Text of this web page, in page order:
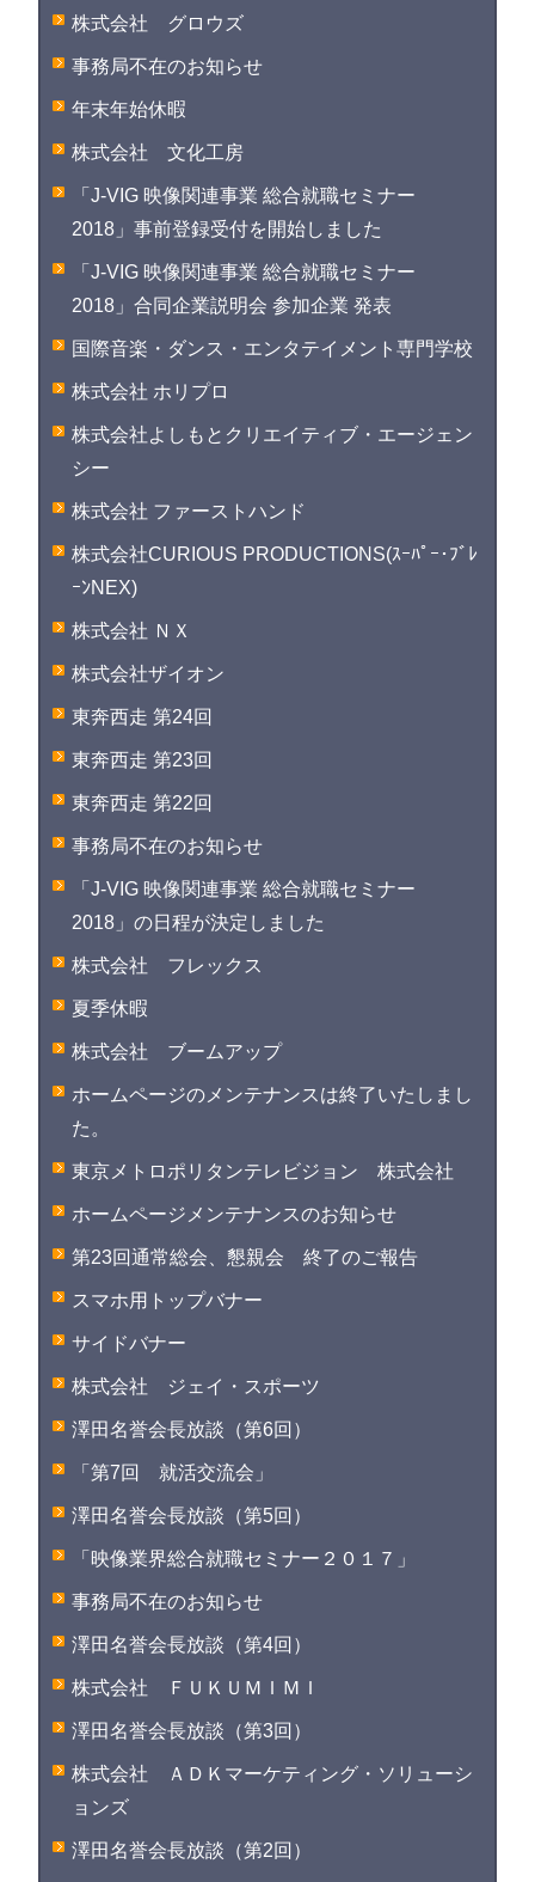
株式会社 グロウズ
事務局不在のお知らせ
年末年始休暇
株式会社 文化工房
「J-VIG 映像関連事業 総合就職セミナー
2018」事前登録受付を開始しました
「J-VIG 映像関連事業 総合就職セミナー
2018」合同企業説明会 参加企業 発表
国際音楽・ダンス・エンタテイメント専門学校
株式会社 ホリプロ
株式会社よしもとクリエイティブ・エージェン
シー
株式会社 ファーストハンド
株式会社CURIOUS PRODUCTIONS(ｽｰﾊﾟｰ･ﾌﾞﾚ
ｰﾝNEX)
株式会社 ＮＸ
株式会社ザイオン
東奔西走 第24回
東奔西走 第23回
東奔西走 第22回
事務局不在のお知らせ
「J-VIG 映像関連事業 総合就職セミナー
2018」の日程が決定しました
株式会社 フレックス
夏季休暇
株式会社 ブームアップ
ホームページのメンテナンスは終了いたしまし
た。
東京メトロポリタンテレビジョン 株式会社
ホームページメンテナンスのお知らせ
第23回通常総会、懇親会 終了のご報告
スマホ用トップバナー
サイドバナー
株式会社 ジェイ・スポーツ
澤田名誉会長放談（第6回）
「第7回 就活交流会」
澤田名誉会長放談（第5回）
「映像業界総合就職セミナー２０１７」
事務局不在のお知らせ
澤田名誉会長放談（第4回）
株式会社 ＦＵＫＵＭＩＭＩ
澤田名誉会長放談（第3回）
株式会社 ＡＤＫマーケティング・ソリューシ
ョンズ
澤田名誉会長放談（第2回）